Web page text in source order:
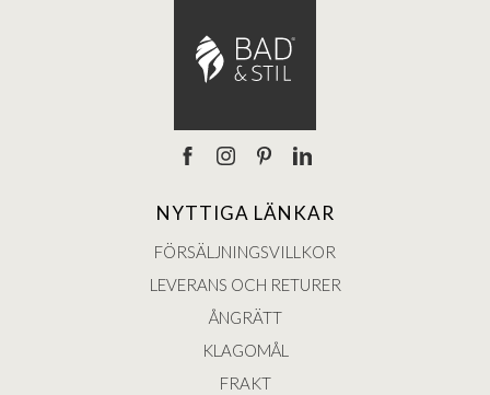
NYTTIGA LÄNKAR
FÖRSÄLJNINGSVILLKOR
LEVERANS OCH RETURER
ÅNGRÄTT
KLAGOMÅL
FRAKT